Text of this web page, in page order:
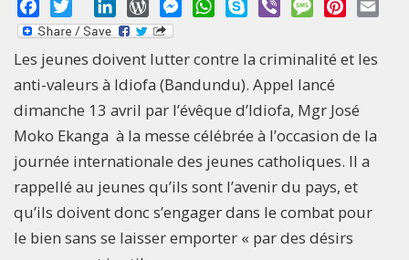
Facebook
Twitter LinkedInWordPressMessengerWhatsApp
Skype Viber MessagePinterest
Les jeunes doivent lutter contre la criminalité et les
anti-valeurs à Idiofa (Bandundu). Appel lancé
dimanche 13 avril par l’évêque d’Idiofa, Mgr José
Moko Ekanga à la messe célébrée à l’occasion de la
journée internationale des jeunes catholiques. Il a
rappellé au jeunes qu’ils sont l’avenir du pays, et
qu’ils doivent donc s’engager dans le combat pour
le bien sans se laisser emporter « par des désirs